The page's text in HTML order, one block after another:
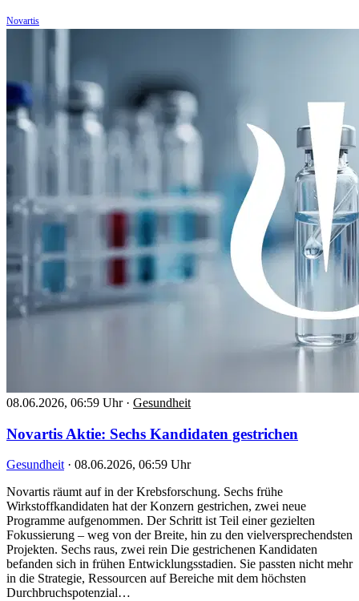
Novartis
08.06.2026, 06:59 Uhr · Gesundheit
Novartis Aktie: Sechs Kandidaten gestrichen
Gesundheit · 08.06.2026, 06:59 Uhr
Novartis räumt auf in der Krebsforschung. Sechs frühe
Wirkstoffkandidaten hat der Konzern gestrichen, zwei neue
Programme aufgenommen. Der Schritt ist Teil einer gezielten
Fokussierung – weg von der Breite, hin zu den vielversprechendsten
Projekten. Sechs raus, zwei rein Die gestrichenen Kandidaten
befanden sich in frühen Entwicklungsstadien. Sie passten nicht mehr
in die Strategie, Ressourcen auf Bereiche mit dem höchsten
Durchbruchspotenzial…